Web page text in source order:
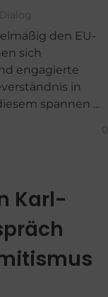
Dialog
den EU-
sich
engagierte
in
spannen ...
0
Karl-